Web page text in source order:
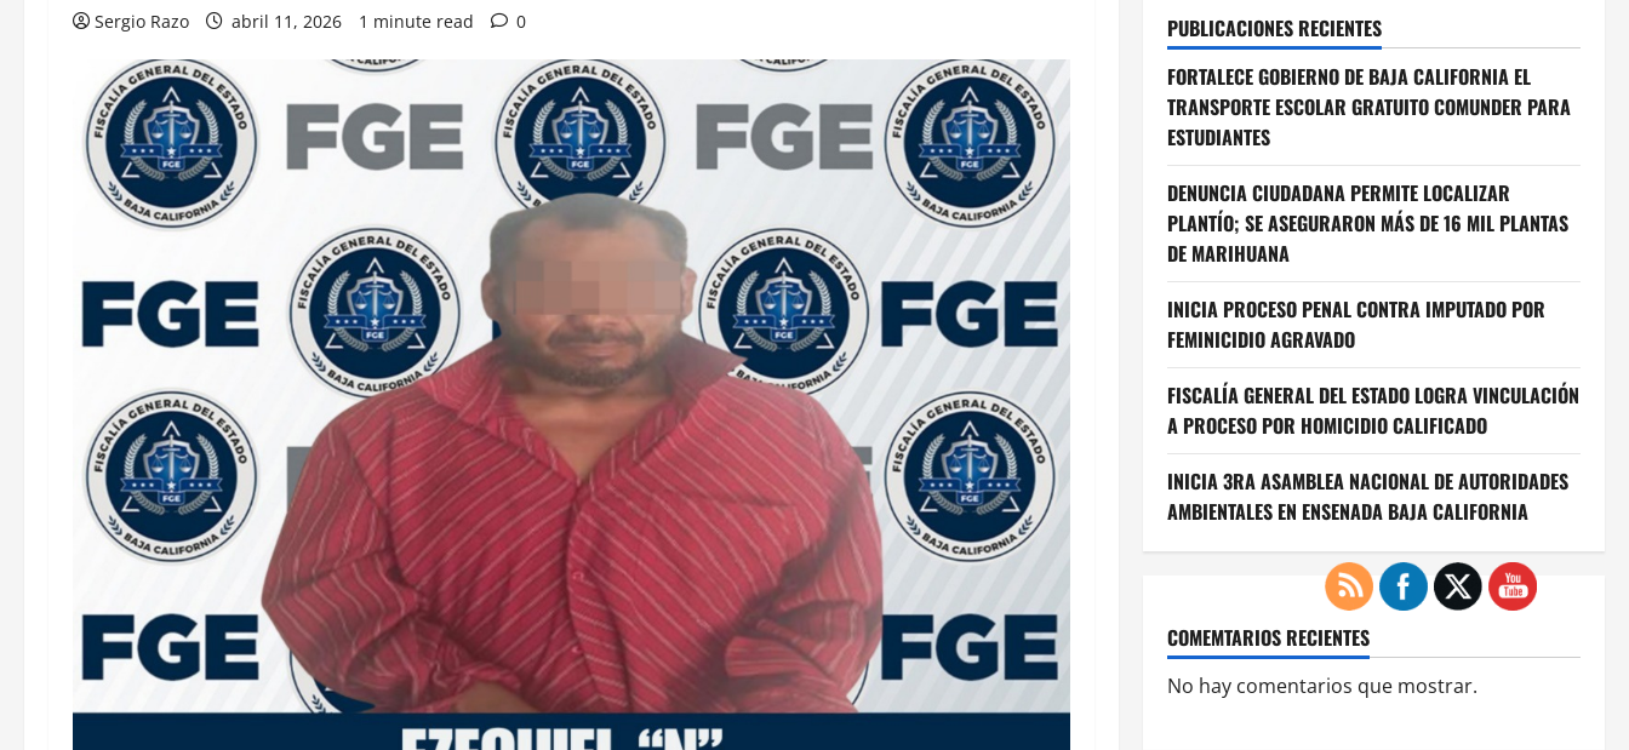
Sergio Razo abril 11, 2026 1 minute read 0
PUBLICACIONES RECIENTES
FORTALECE GOBIERNO DE BAJA CALIFORNIA EL
TRANSPORTE ESCOLAR GRATUITO COMUNDER PARA
ESTUDIANTES
DENUNCIA CIUDADANA PERMITE LOCALIZAR
PLANTÍO; SE ASEGURARON MÁS DE 16 MIL PLANTAS
DE MARIHUANA
INICIA PROCESO PENAL CONTRA IMPUTADO POR
FEMINICIDIO AGRAVADO
FISCALÍA GENERAL DEL ESTADO LOGRA VINCULACIÓN
A PROCESO POR HOMICIDIO CALIFICADO
INICIA 3RA ASAMBLEA NACIONAL DE AUTORIDADES
AMBIENTALES EN ENSENADA BAJA CALIFORNIA
COMEMTARIOS RECIENTES
No hay comentarios que mostrar.